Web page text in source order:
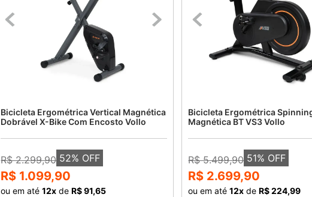
Bicicleta Ergométrica Vertical Magnética
Dobrável X-Bike Com Encosto Vollo
R$ 2.299,90 52% OFF
R$ 1.099,90
ou em até12x deR$ 91,65
Bicicleta Ergométrica
Magnética BT VS3 Vollo
R$ 5.499,90 51% OFF
R$ 2.699,90
ou em até12x deR$ 224,99